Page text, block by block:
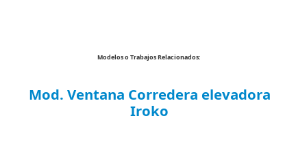
Modelos o Trabajos Relacionados:
Mod. Ventana Corredera elevadora
Iroko